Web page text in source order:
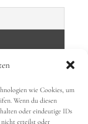
wie Cookies, um
Wenn du diesen
oder eindeutige IDs
nicht erteilst oder